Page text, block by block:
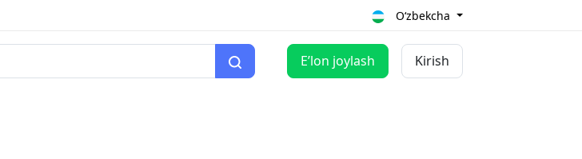
O‘zbekcha
Eʼlon joylash Kirish